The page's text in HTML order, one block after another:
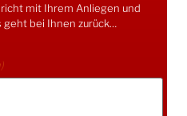
mit Ihrem Anliegen und
geht bei Ihnen zurück…